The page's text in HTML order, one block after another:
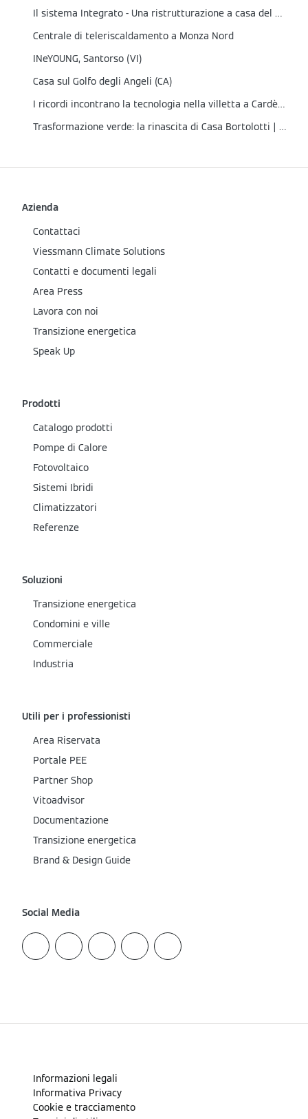
Il sistema Integrato - Una ristrutturazione a casa del Partner
Centrale di teleriscaldamento a Monza Nord
INeYOUNG, Santorso (VI)
Casa sul Golfo degli Angeli (CA)
I ricordi incontrano la tecnologia nella villetta a Cardè (CN)
Trasformazione verde: la rinascita di Casa Bortolotti | Cene (BG)
Azienda
Contattaci
Viessmann Climate Solutions
Contatti e documenti legali
Area Press
Lavora con noi
Transizione energetica
Speak Up
Prodotti
Catalogo prodotti
Pompe di Calore
Fotovoltaico
Sistemi Ibridi
Climatizzatori
Referenze
Soluzioni
Transizione energetica
Condomini e ville
Commerciale
Industria
Utili per i professionisti
Area Riservata
Portale PEE
Partner Shop
Vitoadvisor
Documentazione
Transizione energetica
Brand & Design Guide
Social Media
Informazioni legali
Informativa Privacy
Cookie e tracciamento